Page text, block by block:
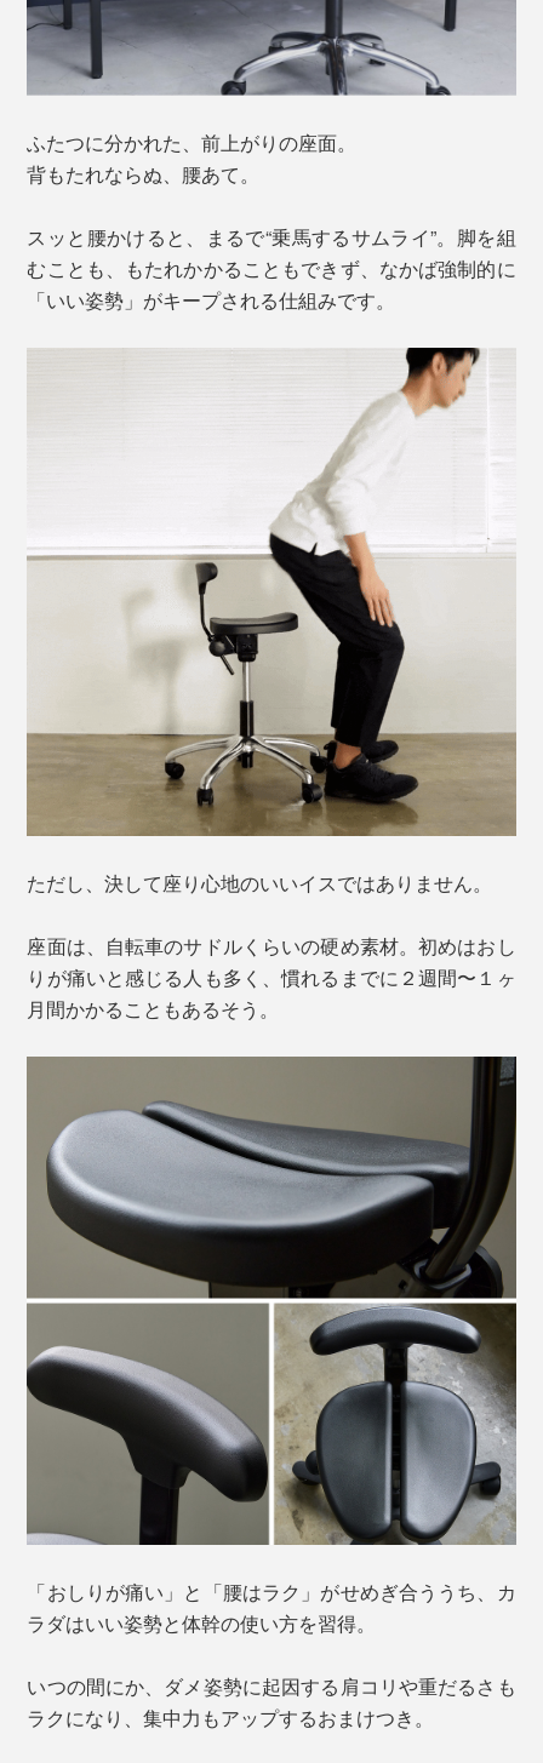
ふたつに分かれた、前上がりの座面。
背もたれならぬ、腰あて。
スッと腰かけると、まるで“乗馬するサムライ”。脚を組
むことも、もたれかかることもできず、なかば強制的に
「いい姿勢」がキープされる仕組みです。
ただし、決して座り心地のいいイスではありません。
座面は、自転車のサドルくらいの硬め素材。初めはおし
りが痛いと感じる人も多く、慣れるまでに２週間〜１ヶ
月間かかることもあるそう。
「おしりが痛い」と「腰はラク」がせめぎ合ううち、カ
ラダはいい姿勢と体幹の使い方を習得。
いつの間にか、ダメ姿勢に起因する肩コリや重だるさも
ラクになり、集中力もアップするおまけつき。